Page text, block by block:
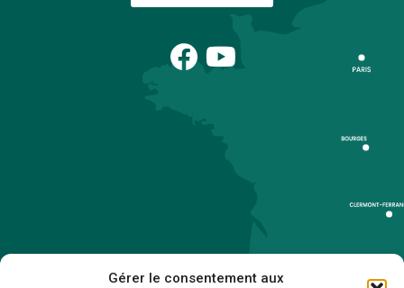
Gérer le consentement aux